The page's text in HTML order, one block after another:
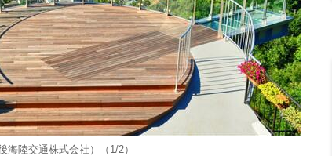
陸交通株式会社）（1/2）